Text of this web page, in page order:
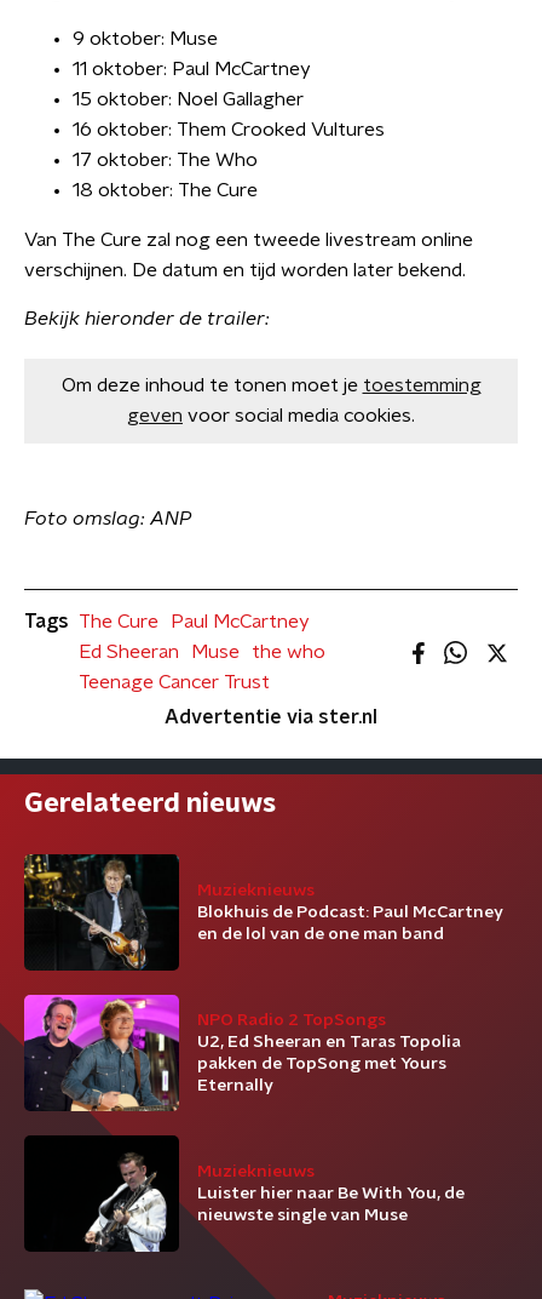
9 oktober: Muse
11 oktober: Paul McCartney
15 oktober: Noel Gallagher
16 oktober: Them Crooked Vultures
17 oktober: The Who
18 oktober: The Cure
Van The Cure zal nog een tweede livestream online
verschijnen. De datum en tijd worden later bekend.
Bekijk hieronder de trailer:
Om deze inhoud te tonen moet je toestemming
geven voor social media cookies.
​Foto omslag: ANP
Tags The Cure
Paul McCartney
Ed Sheeran
Muse
the who
Teenage Cancer Trust
Advertentie via ster.nl
Gerelateerd nieuws
Muzieknieuws
Blokhuis de Podcast: Paul McCartney
en de lol van de one man band
NPO Radio 2 TopSongs
U2, Ed Sheeran en Taras Topolia
pakken de TopSong met Yours
Eternally
Muzieknieuws
Luister hier naar Be With You, de
nieuwste single van Muse